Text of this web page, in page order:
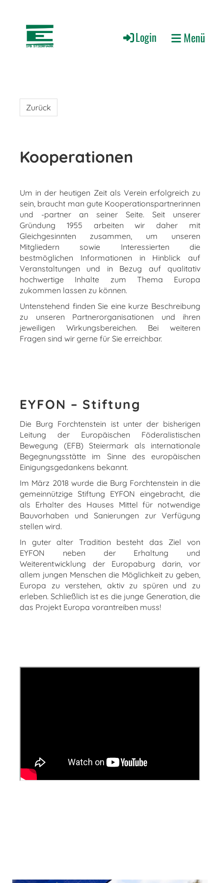
Login Menü
Zurück
Kooperationen
Um in der heutigen Zeit als Verein erfolgreich zu
sein, braucht man gute Kooperationspartnerinnen
und -partner an seiner Seite. Seit unserer
Gründung 1955 arbeiten wir daher mit
Gleichgesinnten zusammen, um unseren
Mitgliedern sowie Interessierten die
bestmöglichen Informationen in Hinblick auf
Veranstaltungen und in Bezug auf qualitativ
hochwertige Inhalte zum Thema Europa
zukommen lassen zu können.
Untenstehend finden Sie eine kurze Beschreibung
zu unseren Partnerorganisationen und ihren
jeweiligen Wirkungsbereichen. Bei weiteren
Fragen sind wir gerne für Sie erreichbar.
EYFON – Stiftung
Die Burg Forchtenstein ist unter der bisherigen
Leitung der Europäischen Föderalistischen
Bewegung (EFB) Steiermark als internationale
Begegnungsstätte im Sinne des europäischen
Einigungsgedankens bekannt.
Im März 2018 wurde die Burg Forchtenstein in die
gemeinnützige Stiftung EYFON eingebracht, die
als Erhalter des Hauses Mittel für notwendige
Bauvorhaben und Sanierungen zur Verfügung
stellen wird.
In guter alter Tradition besteht das Ziel von
EYFON neben der Erhaltung und
Weiterentwicklung der Europaburg darin, vor
allem jungen Menschen die Möglichkeit zu geben,
Europa zu verstehen, aktiv zu spüren und zu
erleben. Schließlich ist es die junge Generation, die
das Projekt Europa vorantreiben muss!